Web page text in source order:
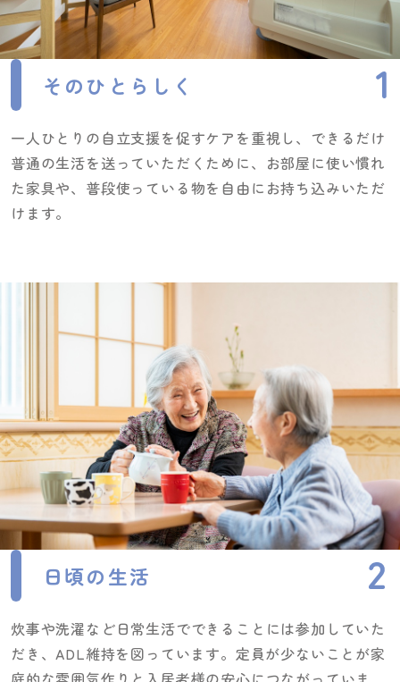
そのひとらしく
一人ひとりの自立支援を促すケアを重視し、できるだけ
普通の生活を送っていただくために、お部屋に使い慣れ
た家具や、普段使っている物を自由にお持ち込みいただ
けます。
日頃の生活
炊事や洗濯など日常生活でできることには参加していた
だき、ADL維持を図っています。定員が少ないことが家